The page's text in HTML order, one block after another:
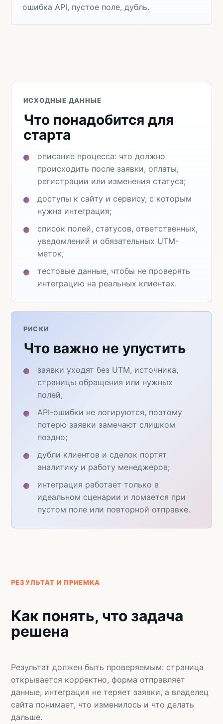
ошибка API, пустое поле, дубль.
ИСХОДНЫЕ ДАННЫЕ
Что понадобится для
старта
описание процесса: что должно
происходить после заявки, оплаты,
регистрации или изменения статуса;
доступы к сайту и сервису, с которым
нужна интеграция;
список полей, статусов, ответственных,
уведомлений и обязательных UTM-
меток;
тестовые данные, чтобы не проверять
интеграцию на реальных клиентах.
РИСКИ
Что важно не упустить
заявки уходят без UTM, источника,
страницы обращения или нужных
полей;
API-ошибки не логируются, поэтому
потерю заявки замечают слишком
поздно;
дубли клиентов и сделок портят
аналитику и работу менеджеров;
интеграция работает только в
идеальном сценарии и ломается при
пустом поле или повторной отправке.
РЕЗУЛЬТАТ И ПРИЕМКА
Как понять, что задача
решена
Результат должен быть проверяемым: страница
открывается корректно, форма отправляет
данные, интеграция не теряет заявки, а владелец
сайта понимает, что изменилось и что делать
дальше.